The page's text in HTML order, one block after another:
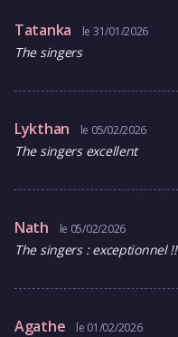
Tatanka le 31/01/2026
The singers
Lykthan le 05/02/2026
The singers excellent
Nath le 05/02/2026
The singers : exceptionnel !!
Agathe le 01/02/2026